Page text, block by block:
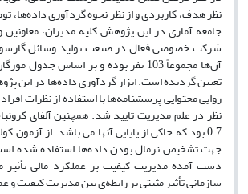
نظر هدف،‌ کاربردی و از نظر نحوه گردآوری
شرکت خصوصی فعال در صنعت تولید وسائل
تعیین گردیده است. ‌‌ابزار گردآوری داده‌ها در این
روایی محتوایی پرسشنامه‌ها با استفاده از نظرات
نظر در علم مدیریت تایید شد. همچنین آلفای
0.7 بود که حاکی از پایایی آنها می باشد.‌ از
جهت تشخیص نرمال بودن داده‌ها استفاده شده
دست آمده مدیریت کیفیت بر عملکرد مالی
سازمانی تأثیر مثبتی بر رابطه‌ی بین مدیریت کیفیت و